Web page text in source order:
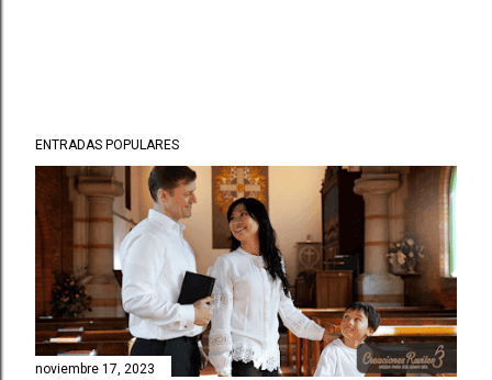
ENTRADAS POPULARES
noviembre 17, 2023